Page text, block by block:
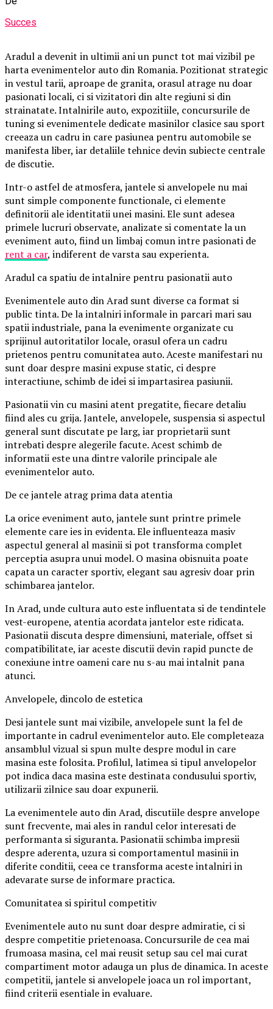
Succes
Aradul a devenit in ultimii ani un punct tot mai vizibil pe
harta evenimentelor auto din Romania. Pozitionat strategic
in vestul tarii, aproape de granita, orasul atrage nu doar
pasionati locali, ci si vizitatori din alte regiuni si din
strainatate. Intalnirile auto, expozitiile, concursurile de
tuning si evenimentele dedicate masinilor clasice sau sport
creeaza un cadru in care pasiunea pentru automobile se
manifesta liber, iar detaliile tehnice devin subiecte centrale
de discutie.
Intr-o astfel de atmosfera, jantele si anvelopele nu mai
sunt simple componente functionale, ci elemente
definitorii ale identitatii unei masini. Ele sunt adesea
primele lucruri observate, analizate si comentate la un
eveniment auto, fiind un limbaj comun intre pasionati de
rent a car, indiferent de varsta sau experienta.
Aradul ca spatiu de intalnire pentru pasionatii auto
Evenimentele auto din Arad sunt diverse ca format si
public tinta. De la intalniri informale in parcari mari sau
spatii industriale, pana la evenimente organizate cu
sprijinul autoritatilor locale, orasul ofera un cadru
prietenos pentru comunitatea auto. Aceste manifestari nu
sunt doar despre masini expuse static, ci despre
interactiune, schimb de idei si impartasirea pasiunii.
Pasionatii vin cu masini atent pregatite, fiecare detaliu
fiind ales cu grija. Jantele, anvelopele, suspensia si aspectul
general sunt discutate pe larg, iar proprietarii sunt
intrebati despre alegerile facute. Acest schimb de
informatii este una dintre valorile principale ale
evenimentelor auto.
De ce jantele atrag prima data atentia
La orice eveniment auto, jantele sunt printre primele
elemente care ies in evidenta. Ele influenteaza masiv
aspectul general al masinii si pot transforma complet
perceptia asupra unui model. O masina obisnuita poate
capata un caracter sportiv, elegant sau agresiv doar prin
schimbarea jantelor.
In Arad, unde cultura auto este influentata si de tendintele
vest-europene, atentia acordata jantelor este ridicata.
Pasionatii discuta despre dimensiuni, materiale, offset si
compatibilitate, iar aceste discutii devin rapid puncte de
conexiune intre oameni care nu s-au mai intalnit pana
atunci.
Anvelopele, dincolo de estetica
Desi jantele sunt mai vizibile, anvelopele sunt la fel de
importante in cadrul evenimentelor auto. Ele completeaza
ansamblul vizual si spun multe despre modul in care
masina este folosita. Profilul, latimea si tipul anvelopelor
pot indica daca masina este destinata condusului sportiv,
utilizarii zilnice sau doar expunerii.
La evenimentele auto din Arad, discutiile despre anvelope
sunt frecvente, mai ales in randul celor interesati de
performanta si siguranta. Pasionatii schimba impresii
despre aderenta, uzura si comportamentul masinii in
diferite conditii, ceea ce transforma aceste intalniri in
adevarate surse de informare practica.
Comunitatea si spiritul competitiv
Evenimentele auto nu sunt doar despre admiratie, ci si
despre competitie prietenoasa. Concursurile de cea mai
frumoasa masina, cel mai reusit setup sau cel mai curat
compartiment motor adauga un plus de dinamica. In aceste
competitii, jantele si anvelopele joaca un rol important,
fiind criterii esentiale in evaluare.